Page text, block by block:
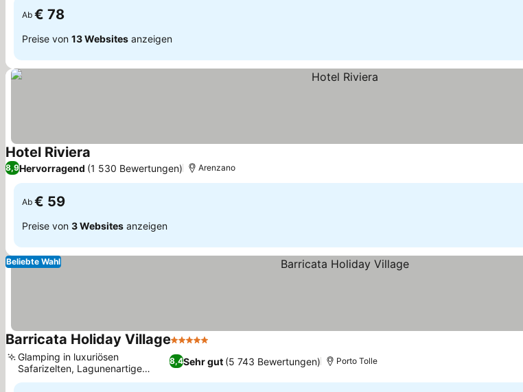
Ab € 78
Preise von 13 Websites anzeigen
Hotel Riviera
8,9Hervorragend (1 530 Bewertungen) Arenzano
Ab € 59
Preise von 3 Websites anzeigen
Beliebte Wahl
Barricata Holiday Village5 Sterne
8,4Sehr gut (5 743 Bewertungen)
Glamping in luxuriösen
Safarizelten, Lagunenartige
Swimmingpools
Porto Tolle